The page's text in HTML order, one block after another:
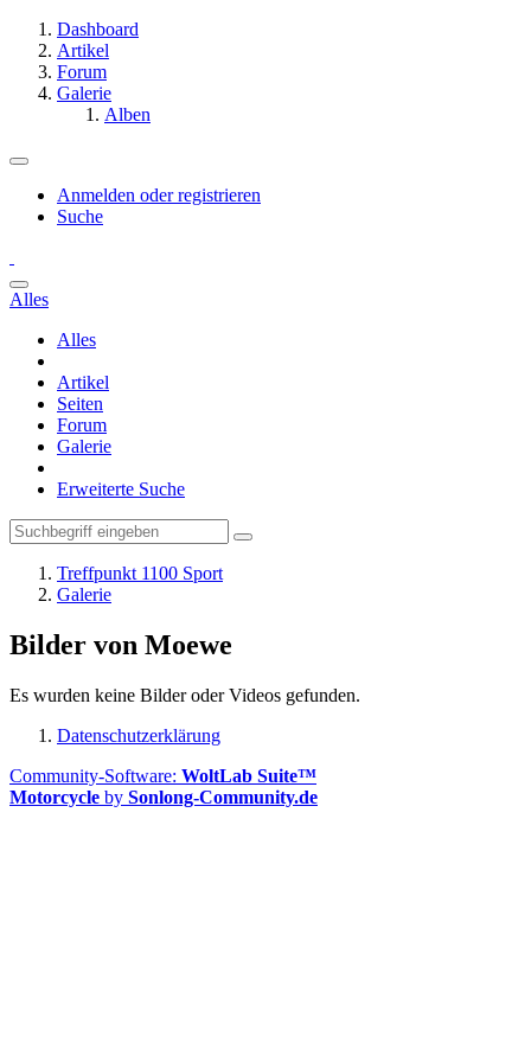
Dashboard
Artikel
Forum
Galerie
Alben
Anmelden oder registrieren
Suche
Alles
Alles
Artikel
Seiten
Forum
Galerie
Erweiterte Suche
Treffpunkt 1100 Sport
Galerie
Bilder von Moewe
Es wurden keine Bilder oder Videos gefunden.
Datenschutzerklärung
Community-Software: WoltLab Suite™
Motorcycle by Sonlong-Community.de